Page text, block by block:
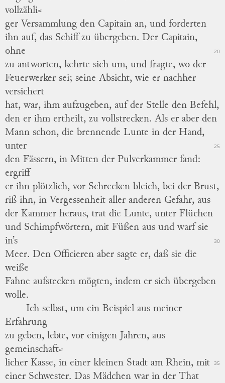
vollzähli⸗
ger Versammlung den Capitain an, und forderten
ihn auf, das Schiff zu übergeben. Der Capitain,
ohne
20
zu antworten, kehrte sich um, und fragte, wo der
Feuerwerker sei; seine Absicht, wie er nachher
versichert
hat, war, ihm aufzugeben, auf der Stelle den Befehl,
den er ihm ertheilt, zu vollstrecken. Als er aber den
Mann schon, die brennende Lunte in der Hand,
unter
25
den Fässern, in Mitten der Pulverkammer fand:
ergriff
er ihn plötzlich, vor Schrecken bleich, bei der Brust,
riß ihn, in Vergessenheit aller anderen Gefahr, aus
der Kammer heraus, trat die Lunte, unter Flüchen
und Schimpfwörtern, mit Füßen aus und warf sie
in’s
30
Meer. Den Officieren aber sagte er, daß sie die
weiße
Fahne aufstecken mögten, indem er sich übergeben
wolle.
Ich selbst, um ein Beispiel aus meiner
Erfahrung
zu geben, lebte, vor einigen Jahren, aus
gemeinschaft⸗
licher Kasse, in einer kleinen Stadt am Rhein, mit 35
einer Schwester. Das Mädchen war in der That